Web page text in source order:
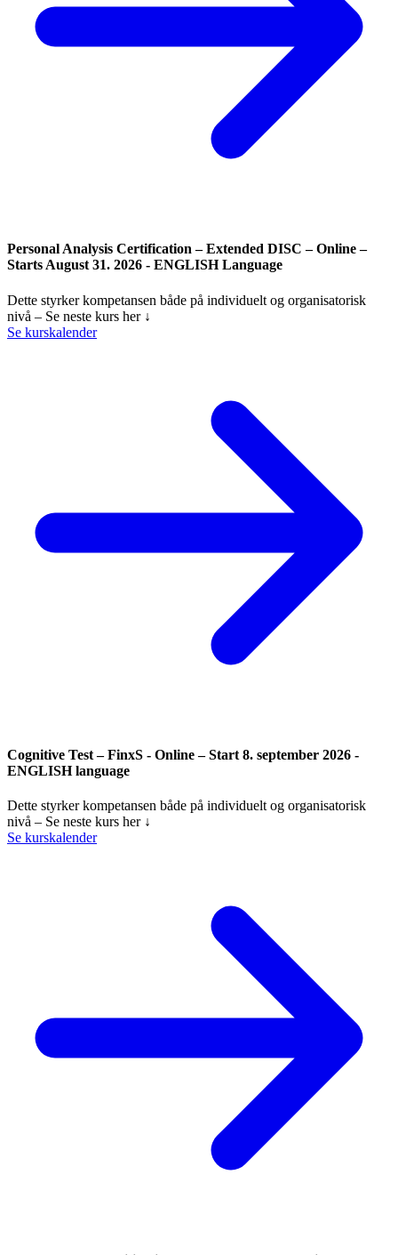
Personal Analysis Certification – Extended DISC – Online –
Starts August 31. 2026 - ENGLISH Language
Dette styrker kompetansen både på individuelt og organisatorisk
nivå – Se neste kurs her ↓
Se kurskalender
Cognitive Test – FinxS - Online – Start 8. september 2026 -
ENGLISH language
Dette styrker kompetansen både på individuelt og organisatorisk
nivå – Se neste kurs her ↓
Se kurskalender